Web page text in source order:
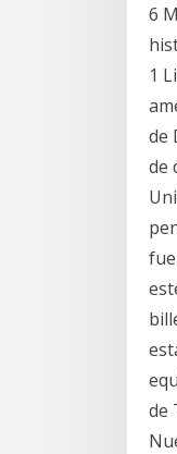
6
1
de
de
de